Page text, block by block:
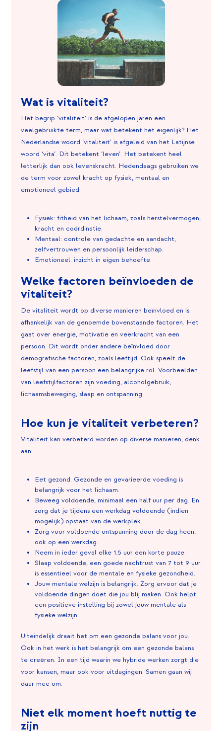
Wat is vitaliteit?
Het begrip ‘vitaliteit’ is de afgelopen jaren een
veelgebruikte term, maar wat betekent het eigenlijk? Het
Nederlandse woord ‘vitaliteit’ is afgeleid van het Latijnse
woord ‘vita’. Dit betekent ‘leven’. Het betekent heel
letterlijk dan ook levenskracht. Hedendaags gebruiken we
de term voor zowel kracht op fysiek, mentaal en
emotioneel gebied.
Fysiek: fitheid van het lichaam, zoals herstelvermogen,
kracht en coördinatie.
Mentaal: controle van gedachte en aandacht,
zelfvertrouwen en persoonlijk leiderschap.
Emotioneel: inzicht in eigen behoefte.
Welke factoren beïnvloeden de
vitaliteit?
De vitaliteit wordt op diverse manieren beïnvloed en is
afhankelijk van de genoemde bovenstaande factoren. Het
gaat over energie, motivatie en veerkracht van een
persoon. Dit wordt onder andere beïnvloed door
demografische factoren, zoals leeftijd. Ook speelt de
leefstijl van een persoon een belangrijke rol. Voorbeelden
van leefstijlfactoren zijn voeding, alcoholgebruik,
lichaamsbeweging, slaap en ontspanning.
Hoe kun je vitaliteit verbeteren?
Vitaliteit kan verbeterd worden op diverse manieren, denk
aan:
Eet gezond. Gezonde en gevarieerde voeding is
belangrijk voor het lichaam.
Beweeg voldoende, minimaal een half uur per dag. En
zorg dat je tijdens een werkdag voldoende (indien
mogelijk) opstaat van de werkplek.
Zorg voor voldoende ontspanning door de dag heen,
ook op een werkdag.
Neem in ieder geval elke 1.5 uur een korte pauze.
Slaap voldoende, een goede nachtrust van 7 tot 9 uur
is essentieel voor de mentale en fysieke gezondheid.
Jouw mentale welzijn is belangrijk. Zorg ervoor dat je
voldoende dingen doet die jou blij maken. Ook helpt
een positieve instelling bij zowel jouw mentale als
fysieke welzijn.
Uiteindelijk draait het om een gezonde balans voor jou.
Ook in het werk is het belangrijk om een gezonde balans
te creëren. In een tijd waarin we hybride werken zorgt die
voor kansen, maar ook voor uitdagingen. Samen gaan wij
daar mee om.
Niet elk moment hoeft nuttig te
zijn